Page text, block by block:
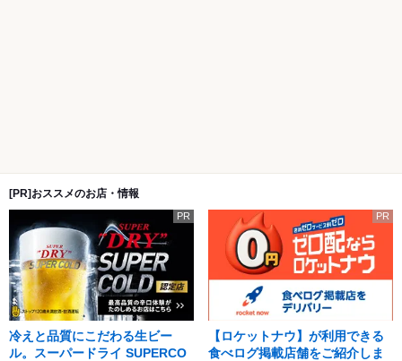
[PR]おススメのお店・情報
PR
冷えと品質にこだわる生ビー
ル。スーパードライ SUPERCO
PR
【ロケットナウ】が利用できる
食べログ掲載店舗をご紹介しま